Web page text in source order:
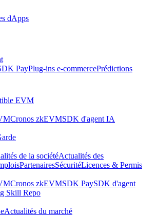
dApps
PayPlug-ins e-commercePrédictions
EVM
Cronos zkEVMSDK d'agent IA
de la sociétéActualités des
PartenairesSécuritéLicences & Permis
Cronos zkEVMSDK PaySDK d'agent
Skill Repo
Actualités du marché